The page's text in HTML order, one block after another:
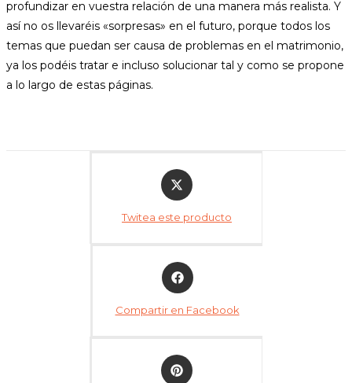
profundizar en vuestra relación de una manera más realista. Y
así no os llevaréis «sorpresas» en el futuro, porque todos los
temas que puedan ser causa de problemas en el matrimonio,
ya los podéis tratar e incluso solucionar tal y como se propone
a lo largo de estas páginas.
Opens
in
new
Twitea este producto
Opens
in
new
Compartir en Facebook
Opens
in